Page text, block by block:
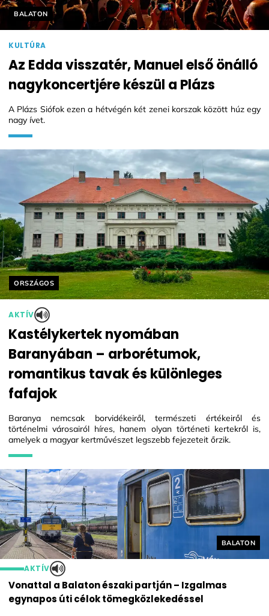
Helyszín címkék:
BALATON
KULTÚRA
Az Edda visszatér, Manuel első önálló
nagykoncertjére készül a Plázs
A Plázs Siófok ezen a hétvégén két zenei korszak között húz egy
nagy ívet.
Helyszín
BALATON
AKTÍV
Vonattal a Balaton északi partján – Izgalmas
egynapos úti célok tömegközlekedéssel
Helyszín címkék:
ORSZÁGOS
AKTÍV
Kastélykertek nyomában
Baranyában – arborétumok,
romantikus tavak és különleges
fafajok
Baranya nemcsak borvidékeiről, természeti értékeiről és
történelmi városairól híres, hanem olyan történeti kertekről is,
amelyek a magyar kertművészet legszebb fejezeteit őrzik.